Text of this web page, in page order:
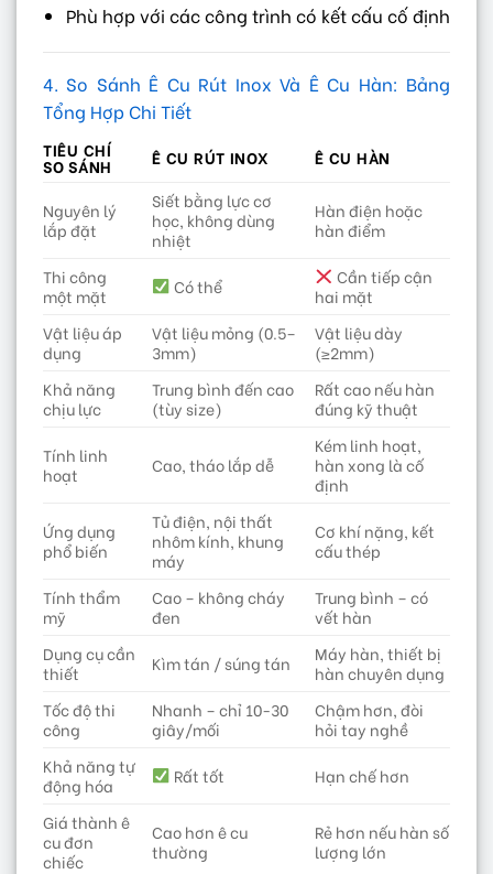
Phù hợp với các công trình có kết cấu cố định
4. So Sánh Ê Cu Rút Inox Và Ê Cu Hàn: Bảng
Tổng Hợp Chi Tiết
TIÊU CHÍ
SO SÁNH Ê CU RÚT INOX Ê CU HÀN
Nguyên lý
lắp đặt
Siết bằng lực cơ
học, không dùng
nhiệt
Hàn điện hoặc
hàn điểm
Thi công
một mặt
Có thể
Cần tiếp cận
hai mặt
Vật liệu áp
dụng
Vật liệu mỏng (0.5–
3mm)
Vật liệu dày
(≥2mm)
Khả năng
chịu lực
Trung bình đến cao
(tùy size)
Rất cao nếu hàn
đúng kỹ thuật
Tính linh
hoạt
Cao, tháo lắp dễ
Kém linh hoạt,
hàn xong là cố
định
Ứng dụng
phổ biến
Tủ điện, nội thất
nhôm kính, khung
máy
Cơ khí nặng, kết
cấu thép
Tính thẩm
mỹ
Cao – không cháy
đen
Trung bình – có
vết hàn
Dụng cụ cần
thiết
Kìm tán / súng tán
Máy hàn, thiết bị
hàn chuyên dụng
Tốc độ thi
công
Nhanh – chỉ 10-30
giây/mối
Chậm hơn, đòi
hỏi tay nghề
Khả năng tự
động hóa
Rất tốt
Hạn chế hơn
Giá thành ê
cu đơn
chiếc
Cao hơn ê cu
thường
Rẻ hơn nếu hàn số
lượng lớn